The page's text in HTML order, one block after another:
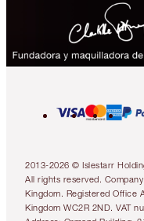
2013-2026 © Islestarr
All rights reserved.
Kingdom. Registered Office
Kingdom WC2R 2ND. VAT